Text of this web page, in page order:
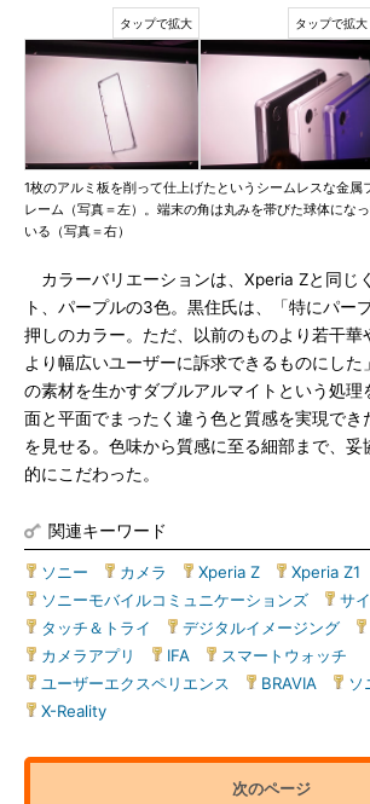
1枚のアルミ板を削って仕上げたというシームレスな金属
レーム（写真＝左）。端末の角は丸みを帯びた球体にな
いる（写真＝右）
カラーバリエーションは、Xperia Zと同じ
ト、パープルの3色。黒住氏は、「特にパー
押しのカラー。ただ、以前のものより若干華
より幅広いユーザーに訴求できるものにした
の素材を生かすダブルアルマイトという処理
面と平面でまったく違う色と質感を実現でき
を見せる。色味から質感に至る細部まで、妥
的にこだわった。
関連キーワード
ソニー カメラ Xperia Z Xperia Z1
ソニーモバイルコミュニケーションズ
サ
タッチ＆トライ
デジタルイメージング
カメラアプリ
IFA スマートウォッチ
ユーザーエクスペリエンス
BRAVIA ソ
X-Reality